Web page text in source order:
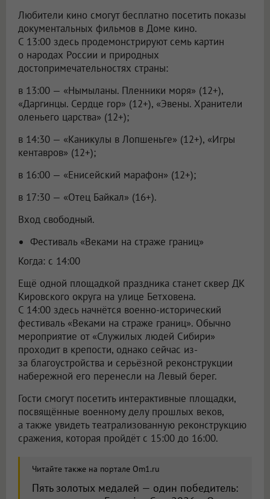
Любители кино смогут бесплатно посетить показы
документальных фильмов в Доме кино.
С 13:00 здесь продемонстрируют семь картин
о народах России и природных
достопримечательностях страны:
в 13:00 — «Нымыланы. Пленники моря» (12+),
«Даргинцы. Сердце гор» (12+), «Эвены. Хранители
оленьего царства» (12+);
в 14:30 — «Каникулы в Лопшеньге» (12+), «Игры
кентавров» (12+);
в 16:00 — «Енисейский марафон» (12+);
в 17:30 — «Отец Байкал» (16+).
Вход свободный.
Фестиваль «Веками на страже границ»
Когда: с 14:00
Ещё одной площадкой праздника станет сквер ДК
Кировского округа на улице Бетховена.
С 14:00 здесь начнётся военно-исторический
фестиваль «Веками на страже границ». Обычно
мероприятие от «Служилых людей Сибири»
проходит в крепости, однако сейчас из-
за благоустройства и серьёзной реконструкции
набережной его перенесли на Левый берег.
Гости смогут посетить интерактивные площадки,
посвящённые военному делу прошлых веков,
а также увидеть театрализованную реконструкцию
сражения, которая пройдёт с 15:00 до 16:00.
Читайте также на портале Om1.ru
Пять золотых медалей — один победитель: